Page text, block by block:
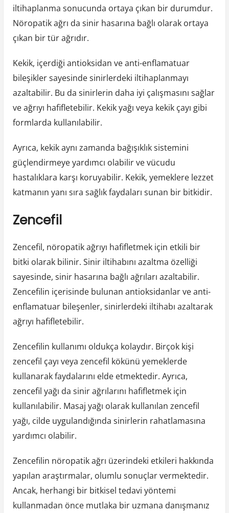
iltihaplanma sonucunda ortaya çıkan bir durumdur.
Nöropatik ağrı da sinir hasarına bağlı olarak ortaya
çıkan bir tür ağrıdır.
Kekik, içerdiği antioksidan ve anti-enflamatuar
bileşikler sayesinde sinirlerdeki iltihaplanmayı
azaltabilir. Bu da sinirlerin daha iyi çalışmasını sağlar
ve ağrıyı hafifletebilir. Kekik yağı veya kekik çayı gibi
formlarda kullanılabilir.
Ayrıca, kekik aynı zamanda bağışıklık sistemini
güçlendirmeye yardımcı olabilir ve vücudu
hastalıklara karşı koruyabilir. Kekik, yemeklere lezzet
katmanın yanı sıra sağlık faydaları sunan bir bitkidir.
Zencefil
Zencefil, nöropatik ağrıyı hafifletmek için etkili bir
bitki olarak bilinir. Sinir iltihabını azaltma özelliği
sayesinde, sinir hasarına bağlı ağrıları azaltabilir.
Zencefilin içerisinde bulunan antioksidanlar ve anti-
enflamatuar bileşenler, sinirlerdeki iltihabı azaltarak
ağrıyı hafifletebilir.
Zencefilin kullanımı oldukça kolaydır. Birçok kişi
zencefil çayı veya zencefil kökünü yemeklerde
kullanarak faydalarını elde etmektedir. Ayrıca,
zencefil yağı da sinir ağrılarını hafifletmek için
kullanılabilir. Masaj yağı olarak kullanılan zencefil
yağı, cilde uygulandığında sinirlerin rahatlamasına
yardımcı olabilir.
Zencefilin nöropatik ağrı üzerindeki etkileri hakkında
yapılan araştırmalar, olumlu sonuçlar vermektedir.
Ancak, herhangi bir bitkisel tedavi yöntemi
kullanmadan önce mutlaka bir uzmana danışmanız